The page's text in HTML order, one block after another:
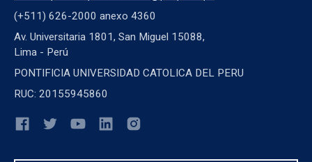
(+511) 626-2000 anexo 4360
Av. Universitaria 1801, San Miguel 15088,
Lima - Perú
PONTIFICIA UNIVERSIDAD CATOLICA DEL PERU
RUC: 20155945860